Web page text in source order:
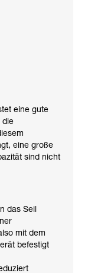
eine gute
die
eine große
sind nicht
das Seil
mit dem
befestigt